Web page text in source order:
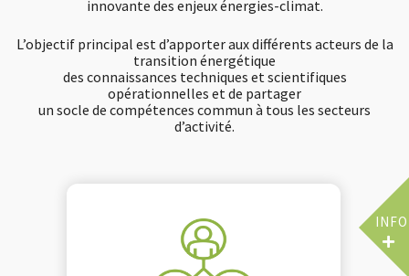
innovante des enjeux énergies-climat.
L’objectif principal est d’apporter aux différents acteurs de la
transition énergétique
des connaissances techniques et scientifiques
opérationnelles et de partager
un socle de compétences commun à tous les secteurs
d’activité.
INFO